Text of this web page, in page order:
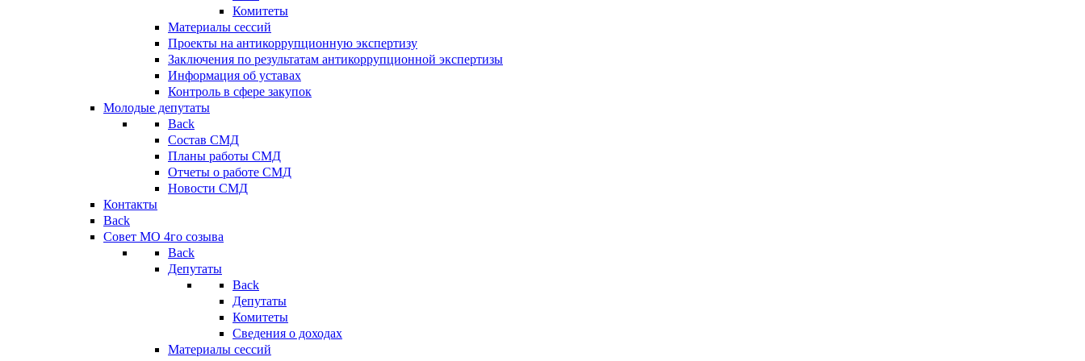
Комитеты
Материалы сессий
Проекты на антикоррупционную экспертизу
Заключения по результатам антикоррупционной экспертизы
Информация об уставах
Контроль в сфере закупок
Молодые депутаты
Back
Состав СМД
Планы работы СМД
Отчеты о работе СМД
Новости СМД
Контакты
Back
Совет МО 4го созыва
Back
Депутаты
Back
Депутаты
Комитеты
Сведения о доходах
Материалы сессий